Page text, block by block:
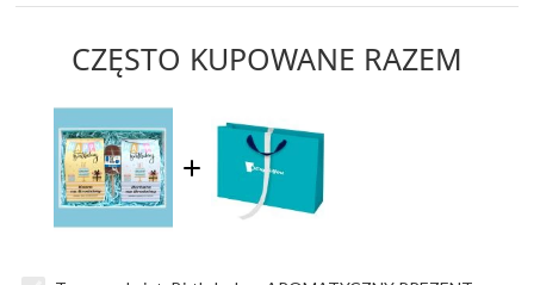
CZĘSTO KUPOWANE RAZEM